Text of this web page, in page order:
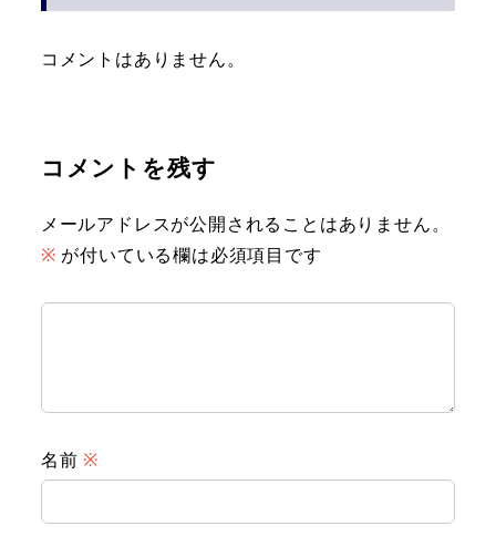
コメントはありません。
コメントを残す
メールアドレスが公開されることはありません。
※ が付いている欄は必須項目です
名前 ※